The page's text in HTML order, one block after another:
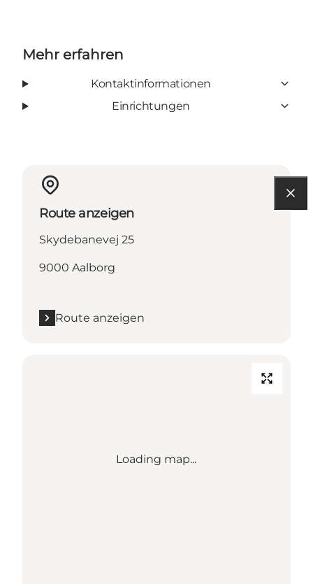
Mehr erfahren
Kontaktinformationen
Einrichtungen
Route anzeigen
Skydebanevej 25
9000 Aalborg
Route anzeigen
Loading map...